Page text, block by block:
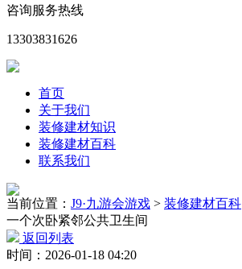
咨询服务热线
13303831626
首页
关于我们
装修建材知识
装修建材百科
联系我们
当前位置： J9·九游会游戏 > 装修建材百科
一个次卧紧邻公共卫生间
返回列表
时间：2026-01-18 04:20